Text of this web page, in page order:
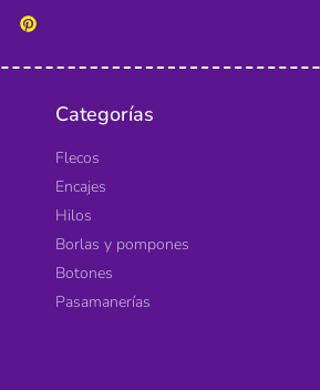
Categorías
Flecos
Encajes
Hilos
Borlas y pompones
Botones
Pasamanerías